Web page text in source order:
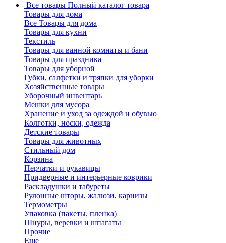
Все товары Полный каталог товара
Товары для дома
Все Товары для дома
Товары для кухни
Текстиль
Товары для ванной комнаты и бани
Товары для праздника
Товары для уборной
Губки, салфетки и тряпки для уборки
Хозяйственные товары
Уборочный инвентарь
Мешки для мусора
Хранение и уход за одеждой и обувью
Колготки, носки, одежда
Детские товары
Товары для животных
Стильный дом
Корзина
Перчатки и рукавицы
Придверные и интерьерные коврики
Раскладушки и табуреты
Рулонные шторы, жалюзи, карнизы
Термометры
Упаковка (пакеты, пленка)
Шнуры, веревки и шпагаты
Прочие
Еще